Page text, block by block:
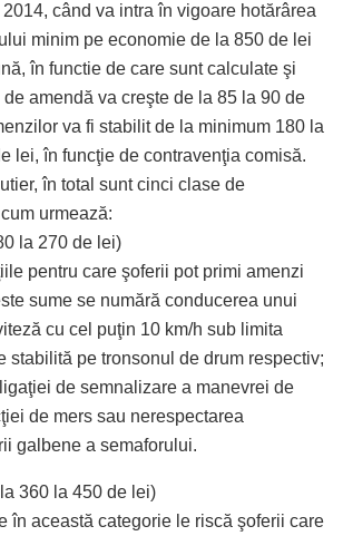
când va intra în vigoare hotărârea
minim pe economie de la 850 de lei
în functie de care sunt calculate şi
amendă va creşte de la 85 la 90 de
va fi stabilit de la minimum 180 la
lei, în funcţie de contravenţia comisă.
în total sunt cinci clase de
urmează:
la 270 de lei)
pentru care şoferii pot primi amenzi
sume se numără conducerea unui
cu cel puţin 10 km/h sub limita
stabilită pe tronsonul de drum respectiv;
de semnalizare a manevrei de
de mers sau nerespectarea
galbene a semaforului.
360 la 450 de lei)
în această categorie le riscă şoferii care